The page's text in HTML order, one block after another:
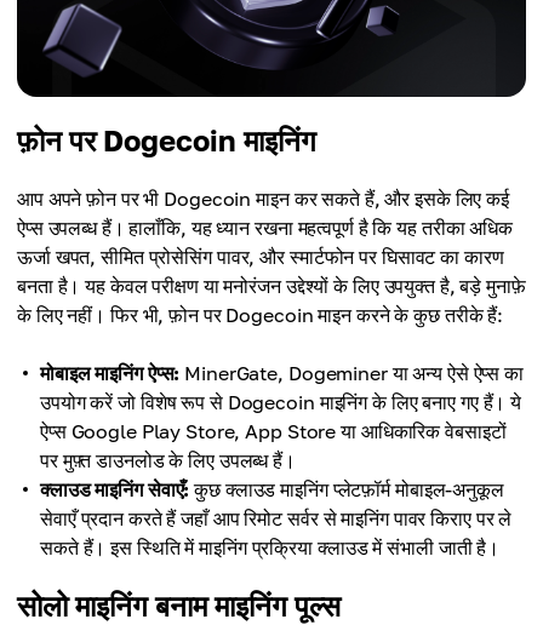
फ़ोन पर Dogecoin माइनिंग
आप अपने फ़ोन पर भी Dogecoin माइन कर सकते हैं, और इसके लिए कई
ऐप्स उपलब्ध हैं। हालाँकि, यह ध्यान रखना महत्वपूर्ण है कि यह तरीका अधिक
ऊर्जा खपत, सीमित प्रोसेसिंग पावर, और स्मार्टफोन पर घिसावट का कारण
बनता है। यह केवल परीक्षण या मनोरंजन उद्देश्यों के लिए उपयुक्त है, बड़े मुनाफ़े
के लिए नहीं। फिर भी, फ़ोन पर Dogecoin माइन करने के कुछ तरीके हैं:
मोबाइल माइनिंग ऐप्स: MinerGate, Dogeminer या अन्य ऐसे ऐप्स का
उपयोग करें जो विशेष रूप से Dogecoin माइनिंग के लिए बनाए गए हैं। ये
ऐप्स Google Play Store, App Store या आधिकारिक वेबसाइटों
पर मुफ़्त डाउनलोड के लिए उपलब्ध हैं।
क्लाउड माइनिंग सेवाएँ: कुछ क्लाउड माइनिंग प्लेटफ़ॉर्म मोबाइल-अनुकूल
सेवाएँ प्रदान करते हैं जहाँ आप रिमोट सर्वर से माइनिंग पावर किराए पर ले
सकते हैं। इस स्थिति में माइनिंग प्रक्रिया क्लाउड में संभाली जाती है।
सोलो माइनिंग बनाम माइनिंग पूल्स